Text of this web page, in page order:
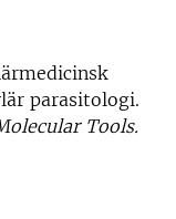
parasitologi.
Tools.